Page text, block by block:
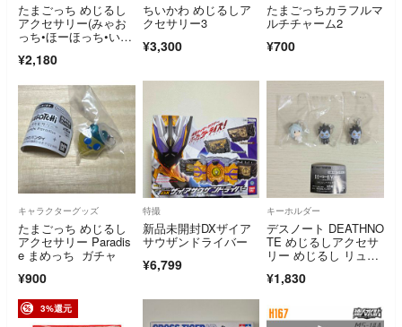
たまごっち めじるし
アクセサリー(みゃお
っち•ほーほっち•いる
＆りくキッズ)4個セッ
¥2,180
ちいかわ めじるしア
クセサリー3
¥3,300
たまごっちカラフルマ
ルチチャーム2
¥700
キャラクターグッズ
たまごっち めじるし
アクセサリー Paradis
e まめっち ガチャ
¥900
特撮
新品未開封DXザイア
サウザンドライバー
¥6,799
キーホルダー
デスノート DEATHNO
TE めじるしアクセサ
リー めじるし リュー
¥1,830
3%還元